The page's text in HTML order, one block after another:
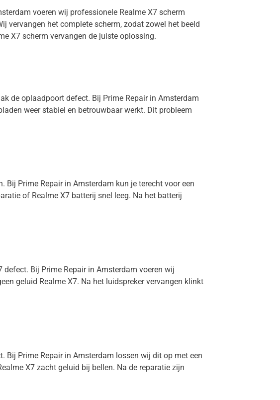
voeren wij professionele Realme X7 scherm
vervangen het complete scherm, zodat zowel het beeld
X7 scherm vervangen de juiste oplossing.
de oplaadpoort defect. Bij Prime Repair in Amsterdam
weer stabiel en betrouwbaar werkt. Dit probleem
Bij Prime Repair in Amsterdam kun je terecht voor een
of Realme X7 batterij snel leeg. Na het batterij
defect. Bij Prime Repair in Amsterdam voeren wij
geluid Realme X7. Na het luidspreker vervangen klinkt
Bij Prime Repair in Amsterdam lossen wij dit op met een
X7 zacht geluid bij bellen. Na de reparatie zijn